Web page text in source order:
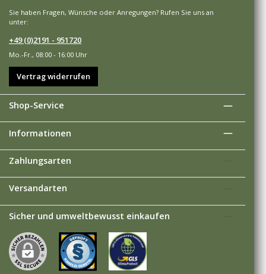
Sie haben Fragen, Wünsche oder Anregungen? Rufen Sie uns an
unter:
+49 (0)2191 - 951720
Mo.-Fr., 08:00 - 16:00 Uhr
Vertrag widerrufen
Shop-Service
Informationen
Zahlungsarten
Versandarten
Sicher und umweltbewusst einkaufen